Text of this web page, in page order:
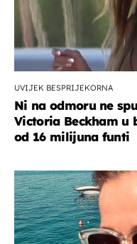
UVIJEK BESPRIJEKORNA
Ni na odmoru ne
Victoria Beckham u
od 16 milijuna funti